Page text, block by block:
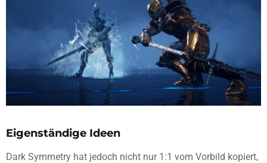
Eigenständige Ideen
Dark Symmetry hat jedoch nicht nur 1:1 vom Vorbild kopiert,